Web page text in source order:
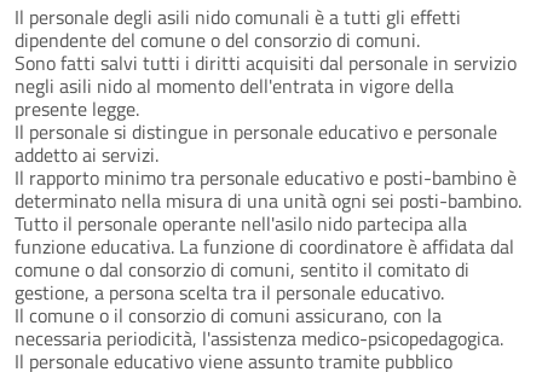
Il personale degli asili nido comunali è a tutti gli effetti
dipendente del comune o del consorzio di comuni.
Sono fatti salvi tutti i diritti acquisiti dal personale in servizio
negli asili nido al momento dell'entrata in vigore della
presente legge.
Il personale si distingue in personale educativo e personale
addetto ai servizi.
Il rapporto minimo tra personale educativo e posti-bambino è
determinato nella misura di una unità ogni sei posti-bambino.
Tutto il personale operante nell'asilo nido partecipa alla
funzione educativa. La funzione di coordinatore è affidata dal
comune o dal consorzio di comuni, sentito il comitato di
gestione, a persona scelta tra il personale educativo.
Il comune o il consorzio di comuni assicurano, con la
necessaria periodicità, l'assistenza medico-psicopedagogica.
Il personale educativo viene assunto tramite pubblico